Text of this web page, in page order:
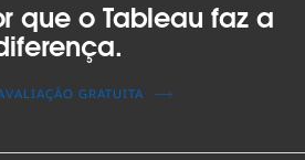
que o Tableau faz a
GRATUITA